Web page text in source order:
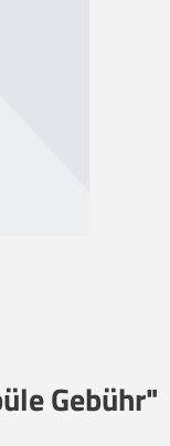
Gebühr"